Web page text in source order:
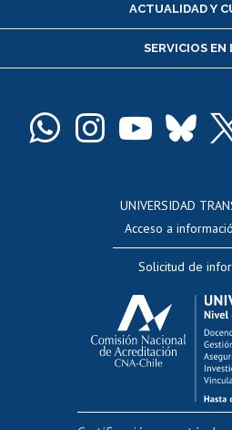
Servicio médico
Pago de arancel y
Evaluación
Calificación
Postulación al
Cursos internos de
Bienestar del
ACTUALIDAD Y
SERVICIOS EN
UNIVERSIDAD
Acceso a
Solicitud de